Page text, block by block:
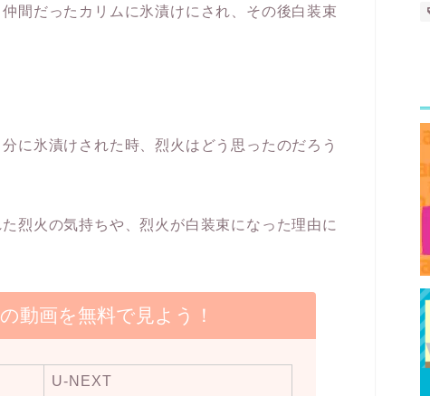
間だったカリムに氷漬けにされ、その後白装束
に氷漬けされた時、烈火はどう思ったのだろう
烈火の気持ちや、烈火が白装束になった理由に
動画を無料で見よう！
U-NEXT